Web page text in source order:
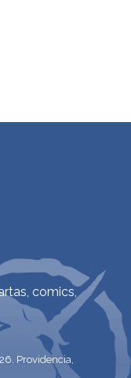
comics,
Providencia,